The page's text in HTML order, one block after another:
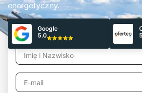
energetyczny.
Google
5.0
Odbierz Bezpłatną